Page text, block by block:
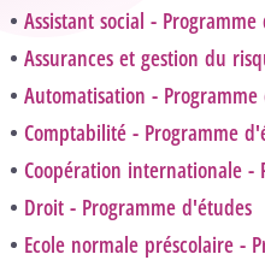
Assistant social -
Assurances et gestion du
Automatisation -
Comptabilité - Programme
Coopération internationale -
Droit - Programme d'études
Ecole normale préscolaire -